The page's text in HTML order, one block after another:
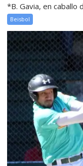
*B. Gavia, en caballo
Beisbol